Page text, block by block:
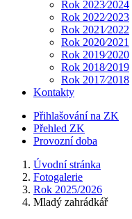
Rok 2023⁄2024
Rok 2022⁄2023
Rok 2021⁄2022
Rok 2020⁄2021
Rok 2019⁄2020
Rok 2018⁄2019
Rok 2017⁄2018
Kontakty
Přihlašování na ZK
Přehled ZK
Provozní doba
Úvodní stránka
Fotogalerie
Rok 2025/2026
Mladý zahrádkář